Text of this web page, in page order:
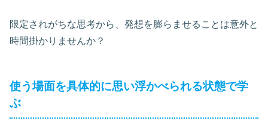
限定されがちな思考から、発想を膨らませることは意外と
時間掛かりませんか？
使う場面を具体的に思い浮かべられる状態で学
ぶ